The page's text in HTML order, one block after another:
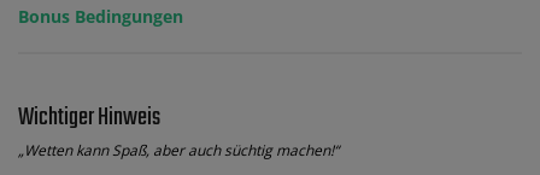
Bonus Bedingungen
Wichtiger Hinweis
„Wetten kann Spaß, aber auch süchtig machen!“